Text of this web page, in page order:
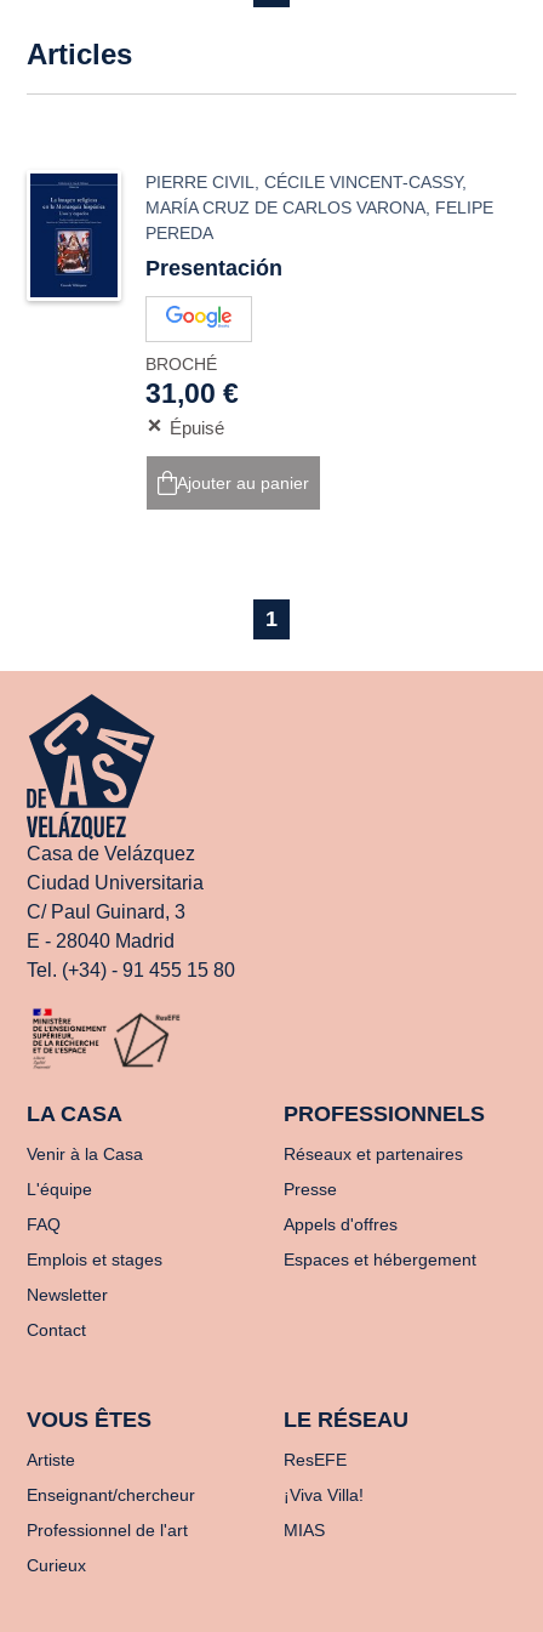
Articles
PIERRE CIVIL ,CÉCILE VINCENT-CASSY,
MARÍA CRUZ DE CARLOS VARONA FELIPE
PEREDA
Presentación
BROCHÉ
31,00 €
Épuisé
Ajouter au panier
1
Casa de Velázquez
Ciudad Universitaria
C/ Paul Guinard, 3
E - 28040 Madrid
Tel. (+34) - 91 455 15 80
LA CASA
Venir à la Casa
L'équipe
FAQ
Emplois et stages
Newsletter
Contact
PROFESSIONNELS
Réseaux et partenaires
Presse
Appels d'offres
Espaces et hébergement
VOUS ÊTES
Artiste
Enseignant/chercheur
Professionnel de l'art
Curieux
LE RÉSEAU
ResEFE
¡Viva Villa!
MIAS